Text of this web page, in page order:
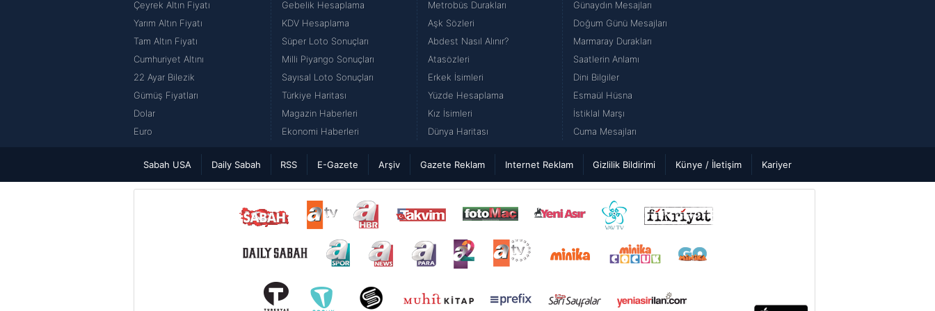
Çeyrek Altın Fiyatı
Yarım Altın Fiyatı
Tam Altın Fiyatı
Cumhuriyet Altını
22 Ayar Bilezik
Gümüş Fiyatları
Dolar
Euro
Gebelik Hesaplama
KDV Hesaplama
Süper Loto Sonuçları
Milli Piyango Sonuçları
Sayısal Loto Sonuçları
Türkiye Haritası
Magazin Haberleri
Ekonomi Haberleri
Metrobüs Durakları
Aşk Sözleri
Abdest Nasıl Alınır?
Atasözleri
Erkek İsimleri
Yüzde Hesaplama
Kız İsimleri
Dünya Haritası
Günaydın Mesajları
Doğum Günü Mesajları
Marmaray Durakları
Saatlerin Anlamı
Dini Bilgiler
Esmaül Hüsna
İstiklal Marşı
Cuma Mesajları
Sabah USA Daily Sabah RSS E-Gazete Arşiv Gazete Reklam Internet Reklam Gizlilik Bildirimi Künye / İletişim Kariyer